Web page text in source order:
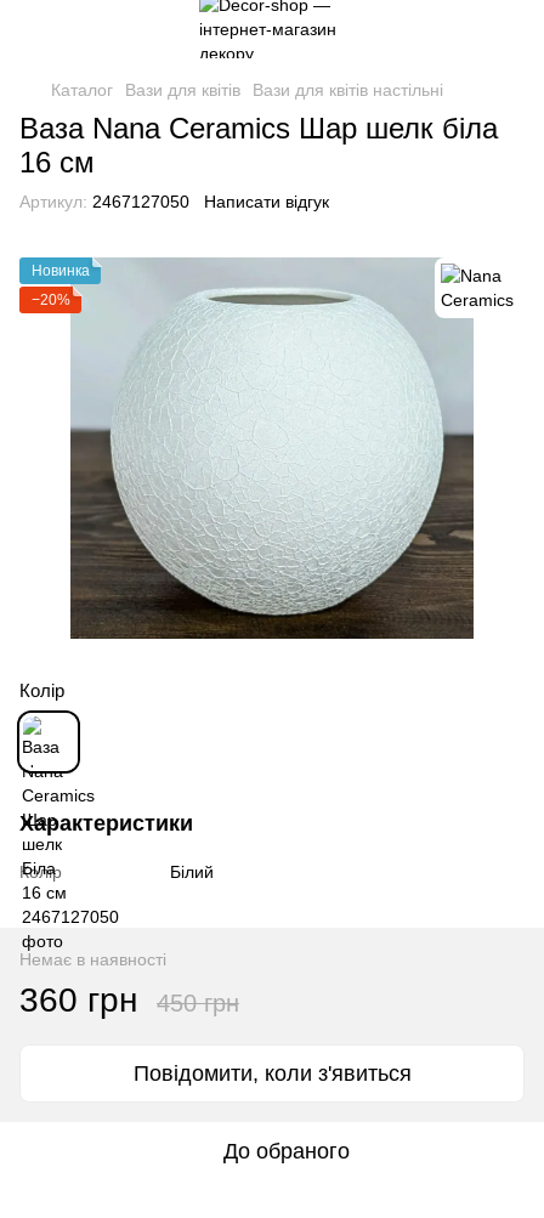
Каталог Вази для квітів Вази для квітів настільні
Ваза Nana Ceramics Шар шелк біла
16 см
Артикул: 2467127050 Написати відгук
Новинка
−20%
Колір
Характеристики
Колір Білий
Немає в наявності
360 грн 450 грн
Повідомити, коли з'явиться
До обраного